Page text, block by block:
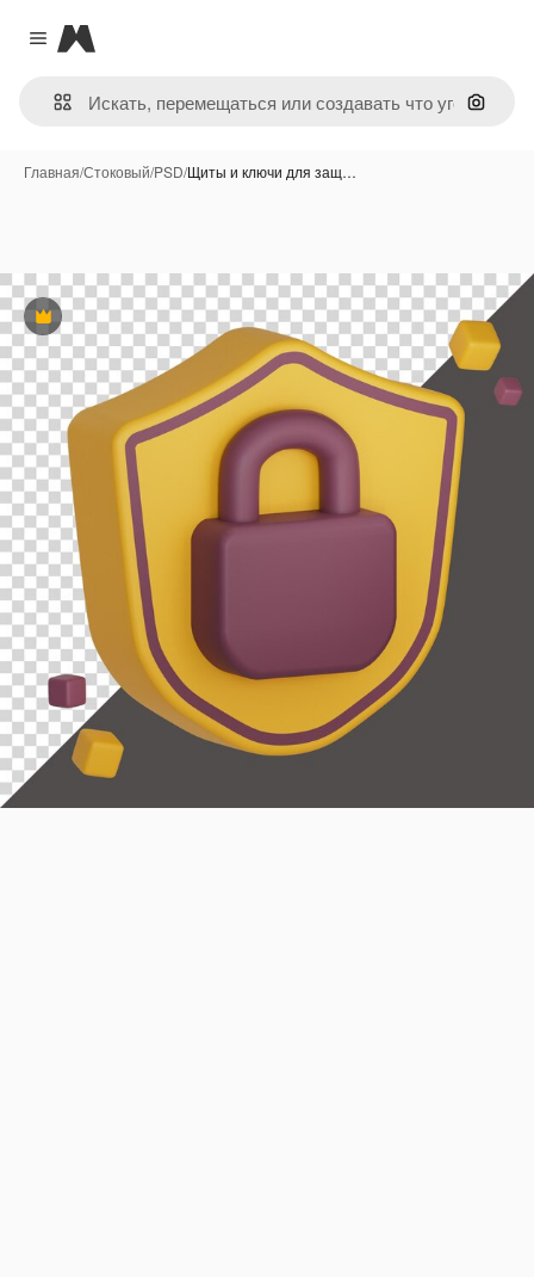
Close menu
Magnific
Поиск
Главная/Стоковый/PSD/Щиты и ключи для защ…
Премиум